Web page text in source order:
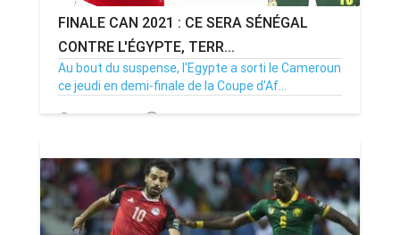
FINALE CAN 2021 : CE SERA SÉNÉGAL
CONTRE L'ÉGYPTE, TERR...
Au bout du suspense, l'Egypte a sorti le Cameroun
ce jeudi en demi-finale de la Coupe d'Af...
04/02/22 Par MenouActu 0